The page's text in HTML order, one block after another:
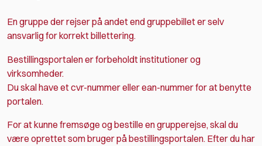
En gruppe der rejser på andet end gruppebillet er selv
ansvarlig for korrekt billettering.
Bestillingsportalen er forbeholdt institutioner og
virksomheder.
Du skal have et cvr-nummer eller ean-nummer for at benytte
portalen.
For at kunne fremsøge og bestille en grupperejse, skal du
være oprettet som bruger på bestillingsportalen. Efter du har